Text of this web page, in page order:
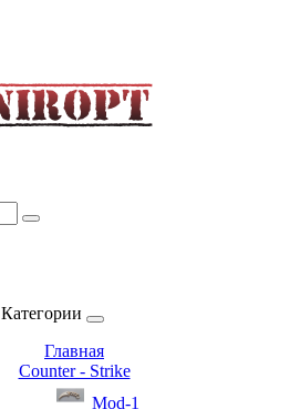
Категории
Главная
Counter - Strike
Mod-1